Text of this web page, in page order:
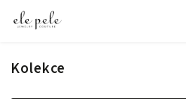
Kolekce